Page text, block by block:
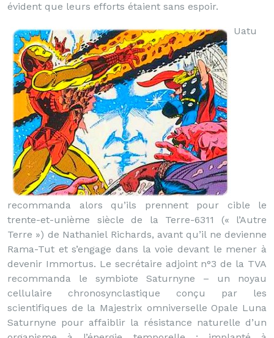
évident que leurs efforts étaient sans espoir.
Uatu
recommanda alors qu’ils prennent pour cible le
trente-et-unième siècle de la Terre-6311 (« l’Autre
Terre ») de Nathaniel Richards, avant qu’il ne devienne
Rama-Tut et s’engage dans la voie devant le mener à
devenir Immortus. Le secrétaire adjoint n°3 de la TVA
recommanda le symbiote Saturnyne – un noyau
cellulaire chronosynclastique conçu par les
scientifiques de la Majestrix omniverselle Opale Luna
Saturnyne pour affaiblir la résistance naturelle d’un